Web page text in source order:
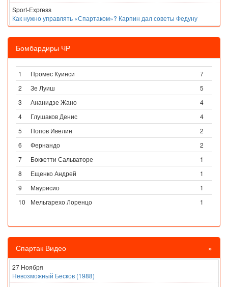
Sport-Express
Как нужно управлять «Спартаком»? Карпин дал советы Федуну
Бомбардиры ЧР
1 Промес Куинси
7
2
Зе Луиш
5
3
Ананидзе Жано
4
4
Глушаков Денис
4
5
Попов Ивелин
2
6
Фернандо
2
7
Боккетти Сальваторе
1
8
Ещенко Андрей
1
9
Маурисио
1
10
Мельгарехо Лоренцо 1
Спартак Видео »
27 Ноября
Невозможный Бесков (1988)